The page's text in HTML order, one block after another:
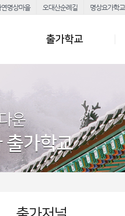
명상마을 오대산순례길 명상요가학교
출가학교
운
출가학교